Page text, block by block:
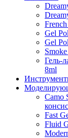
Gel
Gel
Гель-
8ml
Camo
Fast
Fluid